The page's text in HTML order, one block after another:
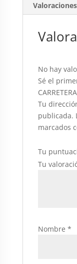
No hay
Sé el
Tu
publicada.
marcados
Tu
Tu
Nombre *